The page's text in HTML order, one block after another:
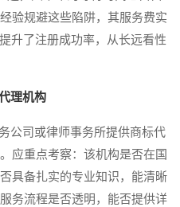
验规避这些陷阱，其服务费实
升了注册成功率，从长远看性
理机构
司或律师事务所提供商标代
应重点考察：该机构是否在国
具备扎实的专业知识，能清晰
务流程是否透明，能否提供详